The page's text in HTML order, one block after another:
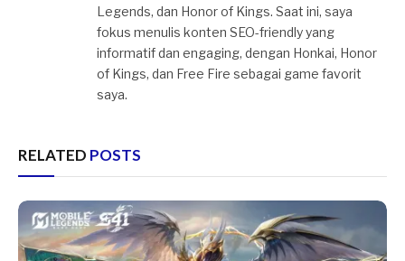
Legends, dan Honor of Kings. Saat ini, saya
fokus menulis konten SEO-friendly yang
informatif dan engaging, dengan Honkai, Honor
of Kings, dan Free Fire sebagai game favorit
saya.
RELATED POSTS